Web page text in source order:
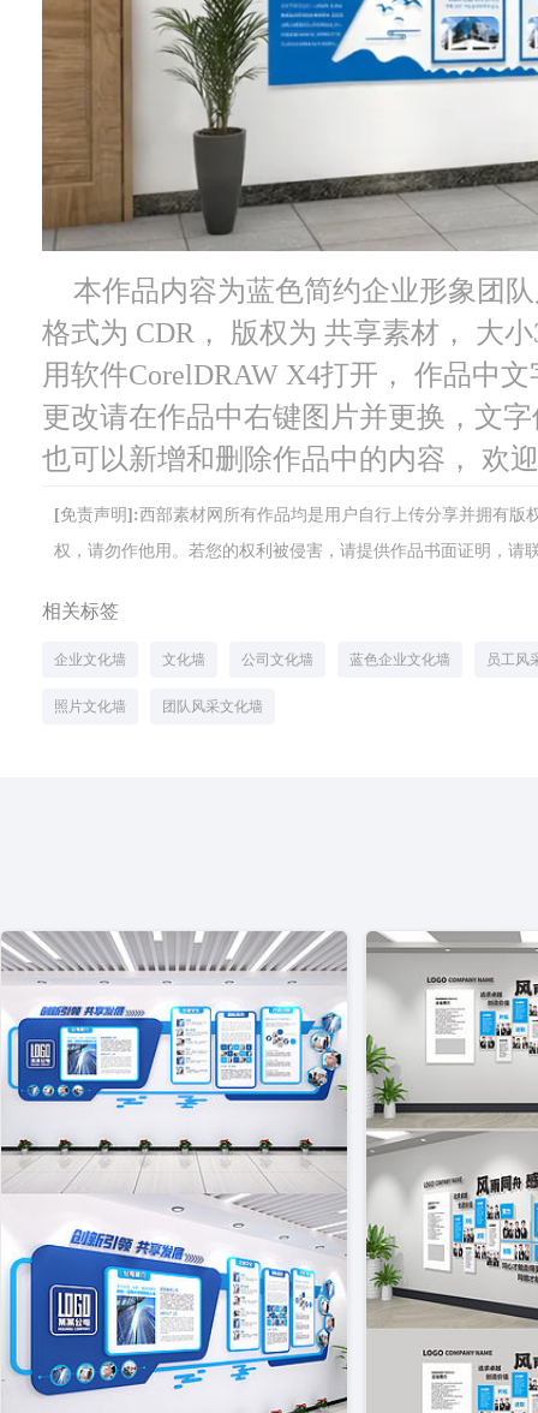
本作品内容为蓝色简约企业形象团
格式为 CDR， 版权为 共享素材， 大
用软件CorelDRAW X4打开， 作品中
更改请在作品中右键图片并更换，文
也可以新增和删除作品中的内容， 欢
[免责声明]:西部素材网所有作品均是用户自行上传分享并拥有版
权，请勿作他用。若您的权利被侵害，请提供作品书面证明，请
相关标签
企业文化墙 文化墙 公司文化墙 蓝色企业文化墙 员工风
照片文化墙 团队风采文化墙